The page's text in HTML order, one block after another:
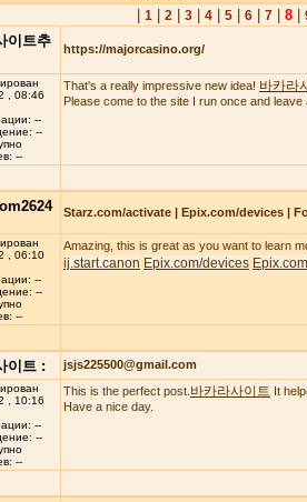
1| 2| 3| 4| 5| 6| 7| 8|
이트추
https://majorcasino.org/
, 08:46
--
--
--
That's a really impressive new idea! 바카라
Please come to the site I run once and leave
Starz.com/activate | Epix.com/devices |
, 06:10
--
--
--
Amazing, this is great as you want to learn
ij.start.canon Epix.com/devices
이트 : jsjs225500@gmail.com
, 10:16
--
--
--
This is the perfect post. 바카라사이트 It
Have a nice day.